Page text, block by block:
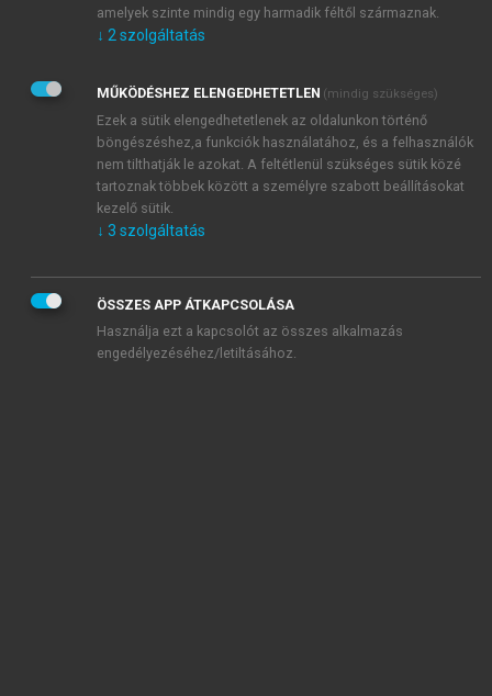
Kérek értesítést a MeRSZ újdonságairól, akcióiról.
Kérek értesítést az Akadémiai Kiadó Zrt. újdonságairól,
Adatkezelési tájékoztatóbanfoglaltakat tudomásul
veszem és elfogadom.
Általános vásárlási feltételeket, valamint a szotar.netés a
mersz.huoldalak licencszerződéseiben foglaltakat
tudomásul veszem és elfogadom.
KIPRÓBÁLOM
amelyek szinte mindig egy harmadik féltől származnak.
↓ 2 szolgáltatás
MŰKÖDÉSHEZ ELENGEDHETETLEN (mindig szükséges)
Ezek a sütik elengedhetetlenek az oldalunkon történő
böngészéshez,a funkciók használatához, és a felhasználók
nem tilthatják le azokat. A feltétlenül szükséges sütik közé
tartoznak többek között a személyre szabott beállításokat
kezelő sütik.
↓ 3 szolgáltatás
ÖSSZES APP ÁTKAPCSOLÁSA
Használja ezt a kapcsolót az összes alkalmazás
engedélyezéséhez/letiltásához.